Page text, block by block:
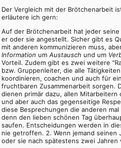
Der Vergleich mit der Brötchenarbeit
erläutere ich gern:
Auf der Brötchenarbeit hat jeder
er oder sie angestellt. Sicher gibt es
mit anderen kommunizieren muss,
Information umAustausch und um
Vorteil. Zudem gibt es zwei weitere
bzw. Gruppenleiter, die alle
koordinieren, coachen und auch für
fruchtbaren Zusammenarbeit sorgen.
dienen primär dazu, allen Mitarbeitern
und aber auch das gegenseitige
diese Besprechungen die anderen
denn den lieben schönen Tag
saufen. Entscheidungen werden in
nie getroffen. 2. Wenn jemand
oder sie nach spätestens zwei Jahren